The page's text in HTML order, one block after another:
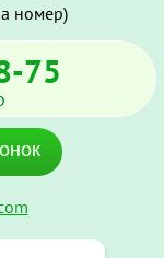
номер)
75